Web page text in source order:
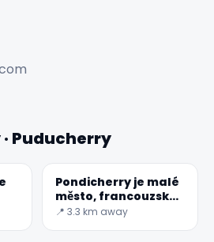
Puducherry
Pondicherry je malé
město, francouzské
koloniální dědictví
📍 3.3 km away